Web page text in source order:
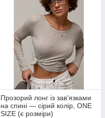
Прозорий лонг із зав'язками
на спині — сірий колір, ONE
SIZE (є розміри)